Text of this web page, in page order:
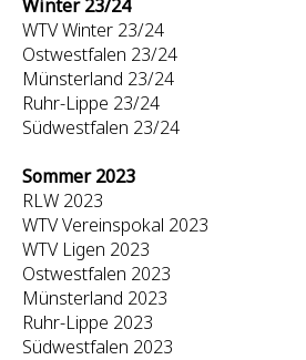
Winter 23/24
WTV Winter 23/24
Ostwestfalen 23/24
Münsterland 23/24
Ruhr-Lippe 23/24
Südwestfalen 23/24
Sommer 2023
RLW 2023
WTV Vereinspokal 2023
WTV Ligen 2023
Ostwestfalen 2023
Münsterland 2023
Ruhr-Lippe 2023
Südwestfalen 2023